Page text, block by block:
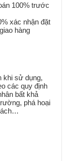
100% trước
xác nhận đặt
hàng
khi sử dụng,
các quy định
bất khả
phá hoại